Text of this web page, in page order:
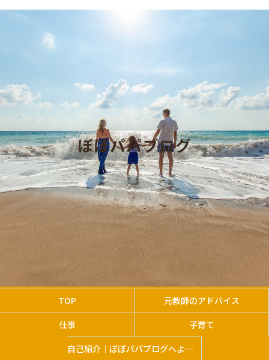
ぼぼパパブログ
TOP
元教師のアドバイス
仕事
子育て
自己紹介｜ぼぼパパブログへようこそ